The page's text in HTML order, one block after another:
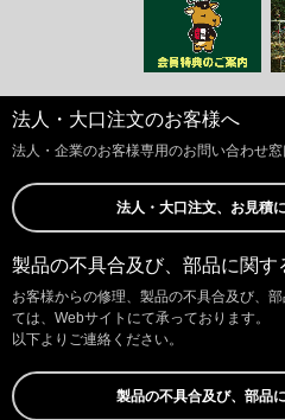
法人・大口注文のお客様へ
法人・企業のお客様専用のお問い合わせ窓
法人・大口注文、お見積
製品の不具合及び、部品に関す
お客様からの修理、製品の不具合及び、
ては、Webサイトにて承っております。
以下よりご連絡ください。
製品の不具合及び、部品